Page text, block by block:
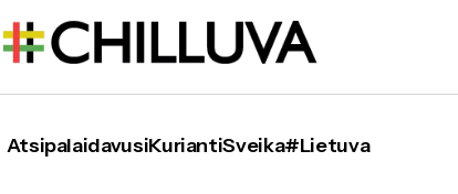
AtsipalaidavusiKuriantiSveika#Lietuva